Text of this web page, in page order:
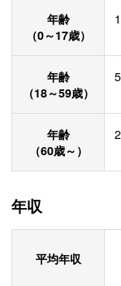
年齢
（0～17歳）
年齢
（18～59歳）
年齢
（60歳～）
年収
平均年収